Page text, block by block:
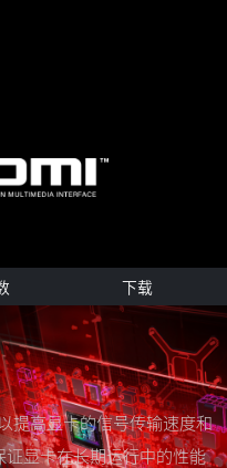
下载
提高显卡的信号传输速度和
显卡在长期运行中的性能